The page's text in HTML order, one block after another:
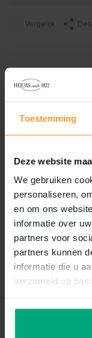
Toestemming
Deze website
We gebruiken
personaliseren,
en om ons
informatie over
partners voor
partners kunnen
informatie die u
verzameld op
Vergelijk
Er zijn nog geen
Recent bekeken